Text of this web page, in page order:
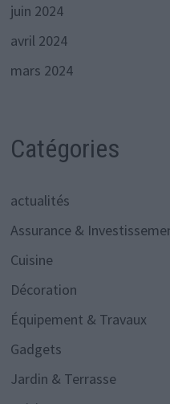
juin 2024
avril 2024
mars 2024
Catégories
actualités
Assurance &
Cuisine
Décoration
Équipement & Travaux
Gadgets
Jardin & Terrasse